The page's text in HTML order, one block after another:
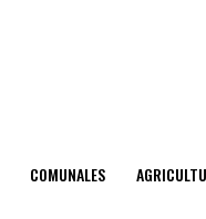
COMUNALES